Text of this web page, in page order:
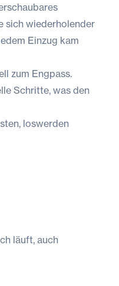
sich wiederholender
Einzug kam
zum Engpass.
Schritte, was den
loswerden
läuft, auch